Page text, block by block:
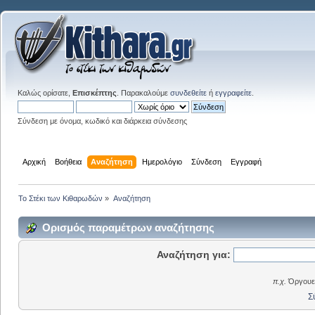
Καλώς ορίσατε, Επισκέπτης . Παρακαλούμε συνδεθείτε ή εγγραφείτε
Σύνδεση με όνομα, κωδικό και διάρκεια σύνδεσης
Αρχική Βοήθεια Αναζήτηση Ημερολόγιο Σύνδεση Εγγραφή
Το Στέκι των Κιθαρωδών » Αναζήτηση
Ορισμός παραμέτρων αναζήτησης
Αναζήτηση για:
π.χ.